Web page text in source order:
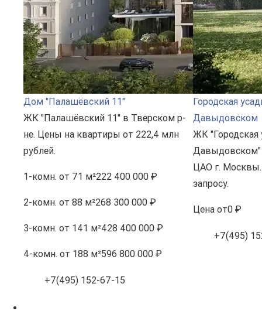
Дом "Палашёвский 11"
ЖК "Палашёвский 11" в Тверском р-
не. Цены на квартиры от 222,4 млн
рублей.
1-комн. от 71 м²222 400 000 ₽
2-комн. от 88 м²268 300 000 ₽
3-комн. от 141 м²428 400 000 ₽
4-комн. от 188 м²596 800 000 ₽
+7(495) 152-67-15
Городская
Давыдовском
ЖК "Городская
Давыдовском"
ЦАО г. Москвы.
запросу.
Цена от0 ₽
+7(495)